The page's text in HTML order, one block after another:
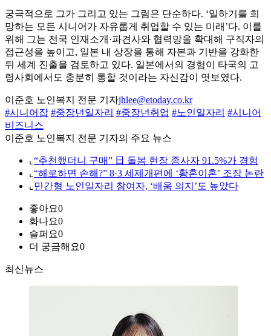
궁극적으로 그가 그리고 있는 그림은 단순하다. ‘일하기를 희
망하는 모든 시니어가 자유롭게 취업할 수 있는 미래’다. 이를
위해 그는 전국 인재소개·파견사와 협력망을 확대해 구직자의
접근성을 높이고, 일본 내 상장을 통해 자본과 기반을 강화한
뒤 세계 진출을 검토하고 있다. 일본에서의 경험이 타국의 고
령사회에서도 충분히 통할 것이라는 자신감이 엿보였다.
이준호 노인복지 전문 기자jhlee@etoday.co.kr
#시니어잡 #중장년일자리 #중장년취업 #노인일자리 #시니어
비즈니스
이준호 노인복지 전문 기자의 주요 뉴스
⌞ “추천했더니 구매” 日 돌봄 현장 종사자 91.5%가 경험
⌞ “해로하면 손해?” 8·3 세제개편에 ‘황혼이혼’ 조장 논란
⌞ 민간형 노인일자리 참여자, ‘배움 의지’도 높았다
좋아요0
화나요0
슬퍼요0
더 궁금해요0
최신뉴스